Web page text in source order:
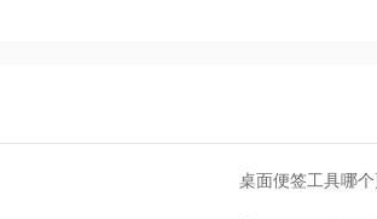
桌面便签工具哪